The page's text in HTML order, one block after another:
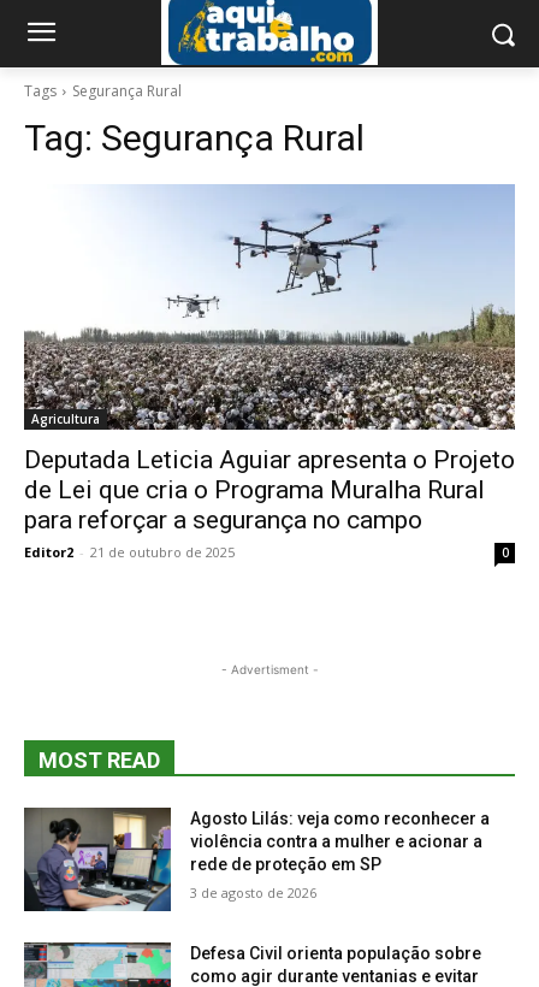
Tags Segurança Rural
Tag: Segurança Rural
Agricultura
Deputada Leticia Aguiar apresenta o Projeto
de Lei que cria o Programa Muralha Rural
para reforçar a segurança no campo
Editor2 - 21 de outubro de 2025 0
- Advertisment -
MOST READ
Agosto Lilás: veja como reconhecer a
violência contra a mulher e acionar a
rede de proteção em SP
3 de agosto de 2026
Defesa Civil orienta população sobre
como agir durante ventanias e evitar